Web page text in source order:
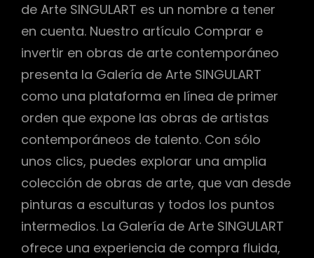
de Arte SINGULART es un nombre a tener
en cuenta. Nuestro artículo Comprar e
invertir en obras de arte contemporáneo
presenta la Galería de Arte SINGULART
como una plataforma en línea de primer
orden que expone las obras de artistas
contemporáneos de talento. Con sólo
unos clics, puedes explorar una amplia
colección de obras de arte, que van desde
pinturas a esculturas y todos los puntos
intermedios. La Galería de Arte SINGULART
ofrece una experiencia de compra fluida,